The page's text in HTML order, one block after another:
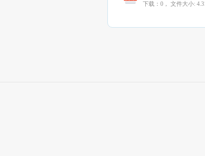
下载：0， 文件大小: